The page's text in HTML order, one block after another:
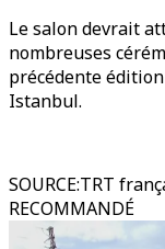
Le salon devrait
nombreuses
précédente
Istanbul.
SOURCE:TRT
RECOMMANDÉ